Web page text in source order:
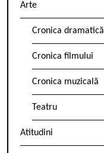
Arte
Cronica dramatică
Cronica filmului
Cronica muzicală
Teatru
Atitudini